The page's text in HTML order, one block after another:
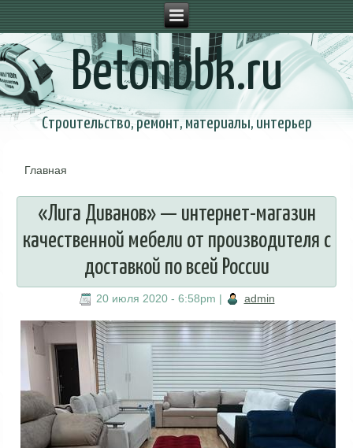
Betonbbk.ru
Строительство, ремонт, материалы, интерьер
Главная
«Лига Диванов» — интернет-магазин
качественной мебели от производителя с
доставкой по всей России
20 июля 2020 - 6:58pm | admin